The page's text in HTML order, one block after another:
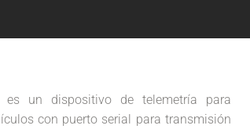
es un dispositivo de telemetría para
con puerto serial para transmisión